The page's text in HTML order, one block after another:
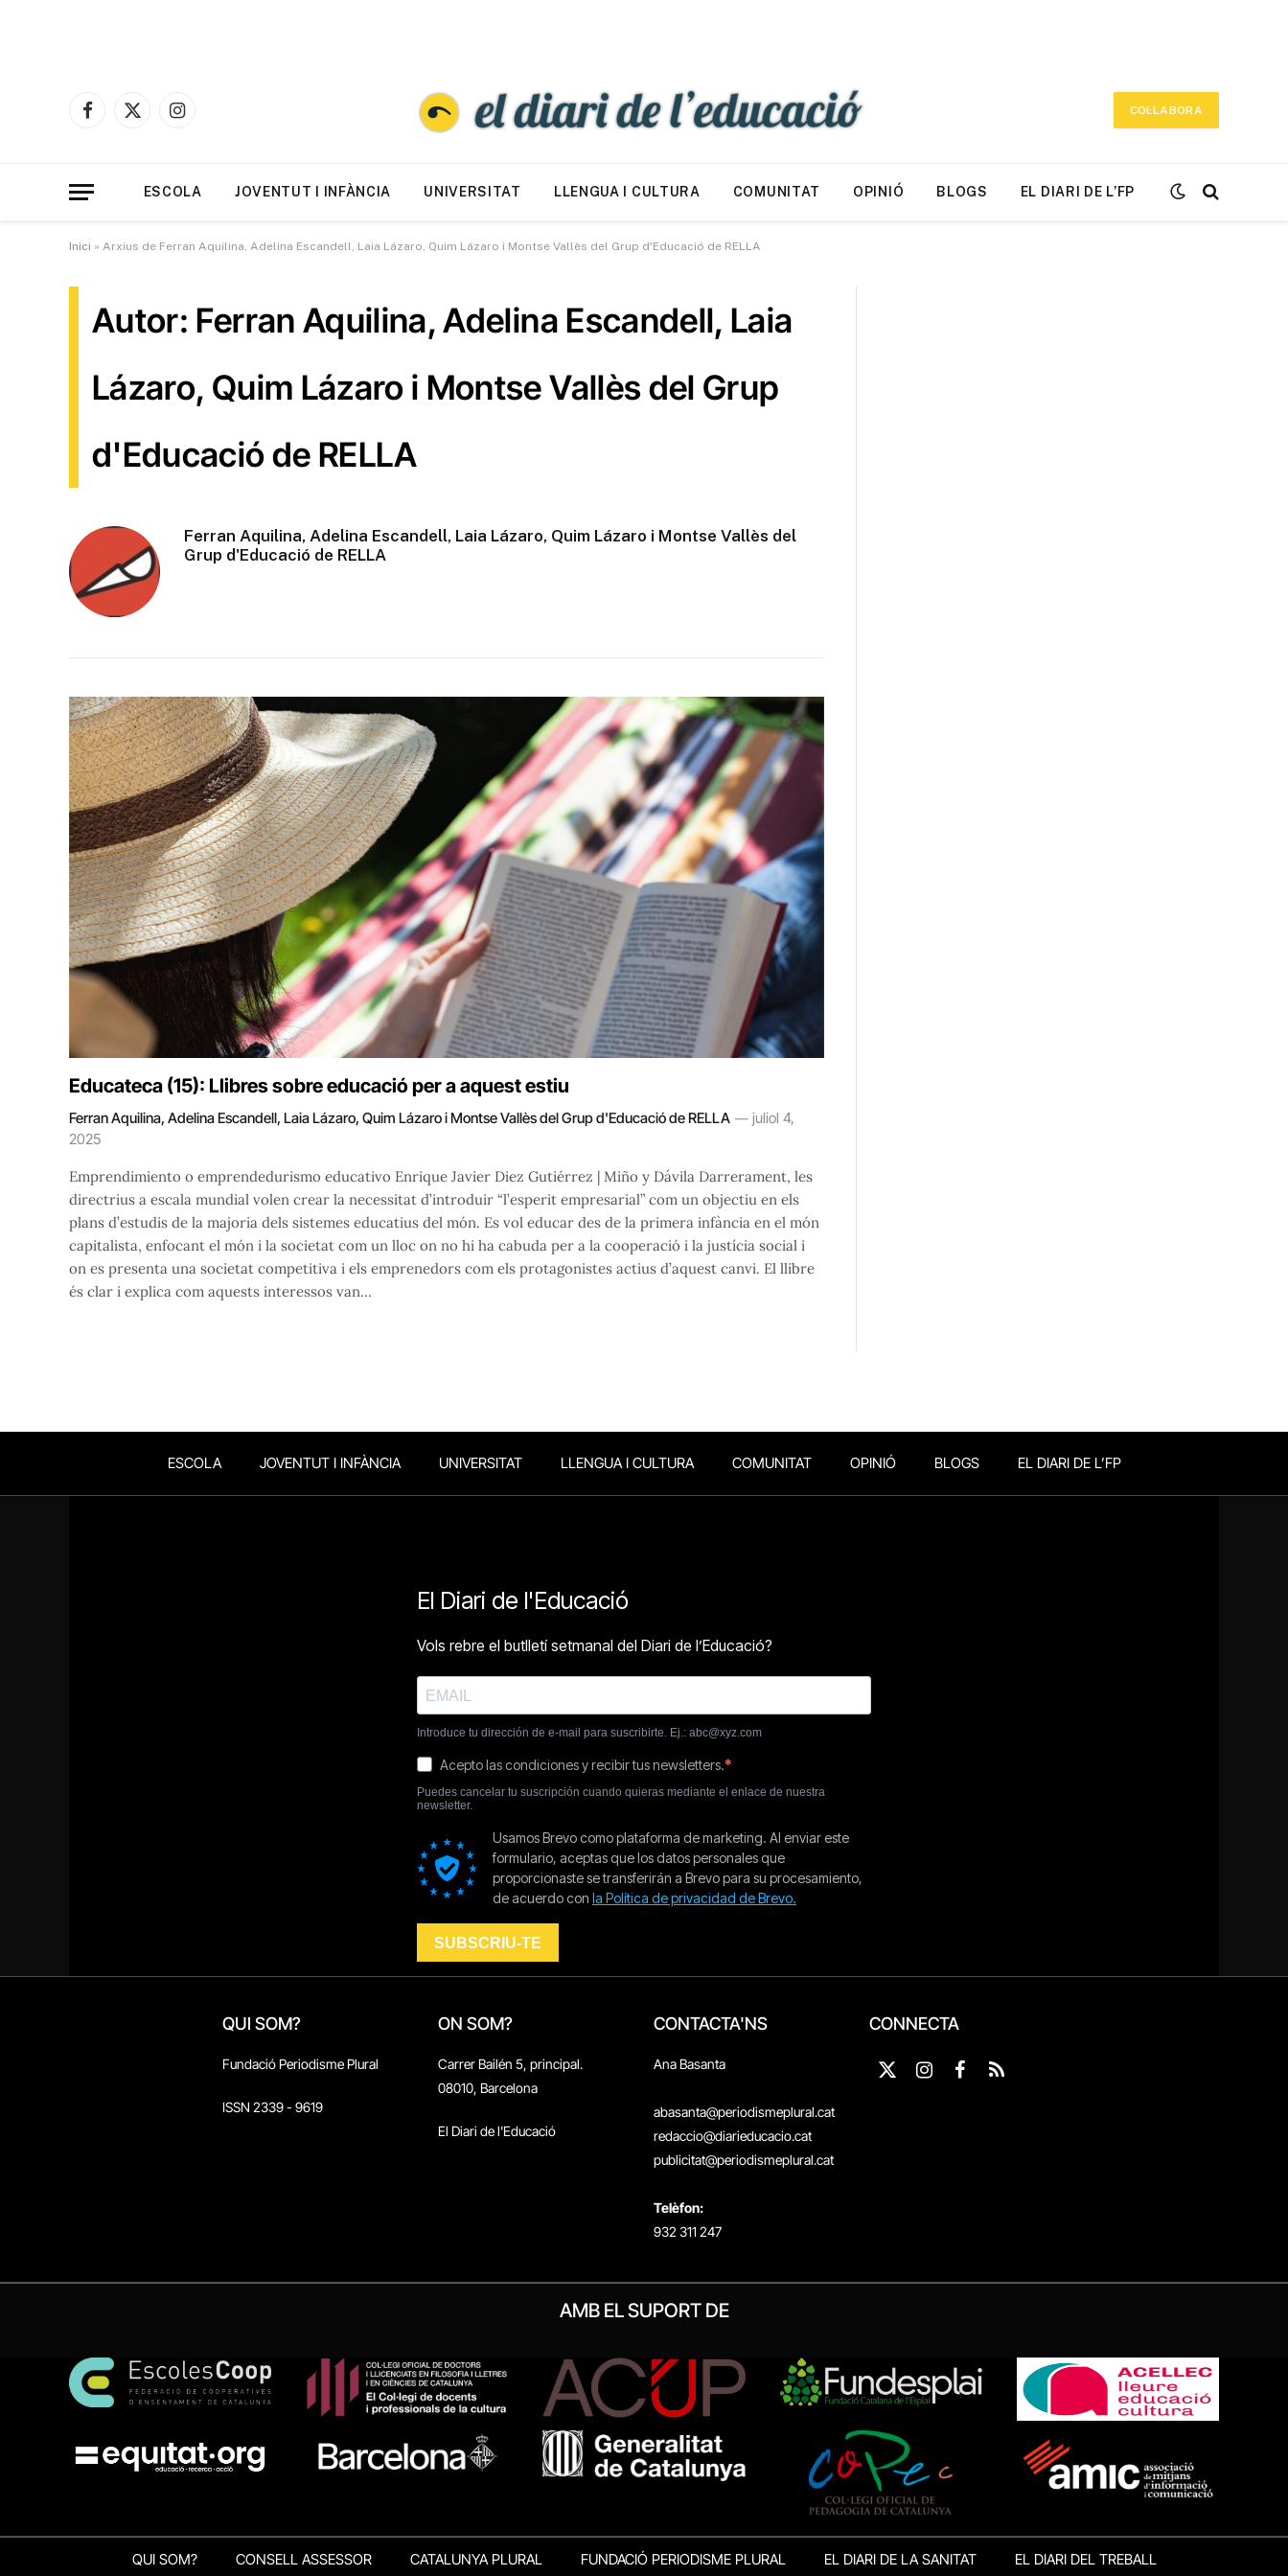
Facebook
X
Instagram
COL·LABORA
ESCOLA JOVENTUT I INFÀNCIA UNIVERSITAT LLENGUA I CULTURA COMUNITAT OPINIÓ BLOGS EL DIARI DE L’FP
Inici » Arxius de Ferran Aquilina, Adelina Escandell, Laia Lázaro, Quim Lázaro i Montse Vallès del Grup d'Educació de RELLA
Autor: Ferran Aquilina, Adelina Escandell, Laia
Lázaro, Quim Lázaro i Montse Vallès del Grup
d'Educació de RELLA
Ferran Aquilina, Adelina Escandell, Laia Lázaro, Quim Lázaro i Montse Vallès del
Grup d'Educació de RELLA
Educateca (15): Llibres sobre educació per a aquest estiu
Ferran Aquilina, Adelina Escandell, Laia Lázaro, Quim Lázaro i Montse Vallès del Grup d'Educació de RELLA
juliol 4,
2025
Emprendimiento o emprendedurismo educativo Enrique Javier Diez Gutiérrez | Miño y Dávila Darrerament, les
directrius a escala mundial volen crear la necessitat d’introduir “l’esperit empresarial” com un objectiu en els
plans d’estudis de la majoria dels sistemes educatius del món. Es vol educar des de la primera infància en el món
capitalista, enfocant el món i la societat com un lloc on no hi ha cabuda per a la cooperació i la justícia social i
on es presenta una societat competitiva i els emprenedors com els protagonistes actius d’aquest canvi. El llibre
és clar i explica com aquests interessos van…
ESCOLA JOVENTUT I INFÀNCIA UNIVERSITAT LLENGUA I CULTURA COMUNITAT OPINIÓ BLOGS EL DIARI DE L’FP
QUI SOM?
Fundació Periodisme Plural
ISSN 2339 - 9619
ON SOM?
Carrer Bailén 5, principal.
08010, Barcelona
El Diari de l'Educació
CONTACTA'NS
Ana Basanta
abasanta@periodismeplural.cat
redaccio@diarieducacio.cat
publicitat@periodismeplural.cat
Telèfon:
932 311 247
CONNECTA
X
Instagram
Facebook
RSS
AMB EL SUPORT DE
QUI SOM? CONSELL ASSESSOR CATALUNYA PLURAL FUNDACIÓ PERIODISME PLURAL EL DIARI DE LA SANITAT EL DIARI DEL TREBALL